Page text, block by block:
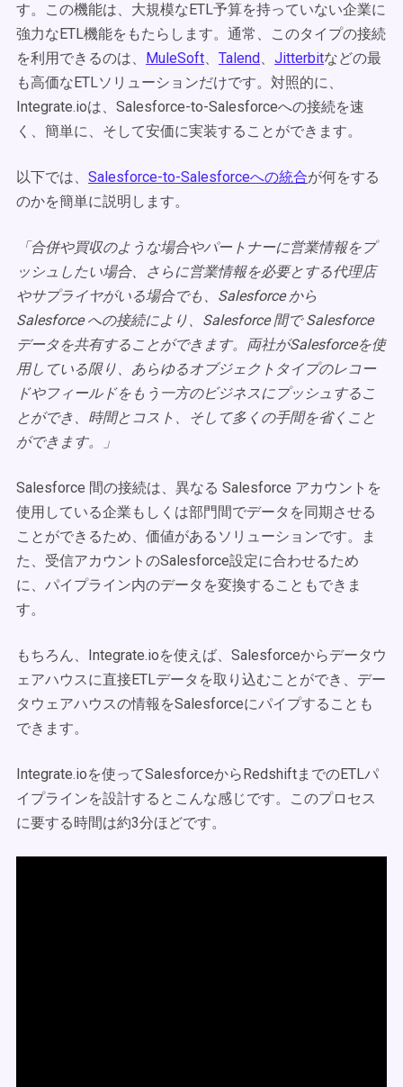
す。この機能は、大規模なETL予算を持っていない企業に
強力なETL機能をもたらします。通常、このタイプの接続
を利用できるのは、 MuleSoft、 Talend、 Jitterbitなどの最
も高価なETLソリューションだけです。対照的に、
Integrate.ioは、Salesforce-to-Salesforceへの接続を速
く、簡単に、そして安価に実装することができます。
以下では、 Salesforce-to-Salesforceへの統合が何をする
のかを簡単に説明します。
「合併や買収のような場合やパートナーに営業情報をプ
ッシュしたい場合、さらに営業情報を必要とする代理店
やサプライヤがいる場合でも、Salesforce から
Salesforce への接続により、Salesforce 間で Salesforce
データを共有することができます。両社がSalesforceを使
用している限り、あらゆるオブジェクトタイプのレコー
ドやフィールドをもう一方のビジネスにプッシュするこ
とができ、時間とコスト、そして多くの手間を省くこと
ができます。」
Salesforce 間の接続は、異なる Salesforce アカウントを
使用している企業もしくは部門間でデータを同期させる
ことができるため、価値があるソリューションです。ま
た、受信アカウントのSalesforce設定に合わせるため
に、パイプライン内のデータを変換することもできま
す。
もちろん、Integrate.ioを使えば、Salesforceからデータウ
ェアハウスに直接ETLデータを取り込むことができ、デー
タウェアハウスの情報をSalesforceにパイプすることも
できます。
Integrate.ioを使ってSalesforceからRedshiftまでのETLパ
イプラインを設計するとこんな感じです。このプロセス
に要する時間は約3分ほどです。